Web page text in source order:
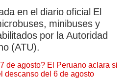
en el diario oficial El
minibuses y
por la Autoridad
(ATU).
de agosto? El Peruano aclara si
descanso del 6 de agosto